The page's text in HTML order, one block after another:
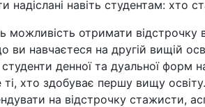
надіслані навіть студентам: хто
можливість отримати відстрочку
ви навчаєтеся на другій вищій
студенти денної та дуальної
ті, хто здобуває першу вищу
на відстрочку стажисти,